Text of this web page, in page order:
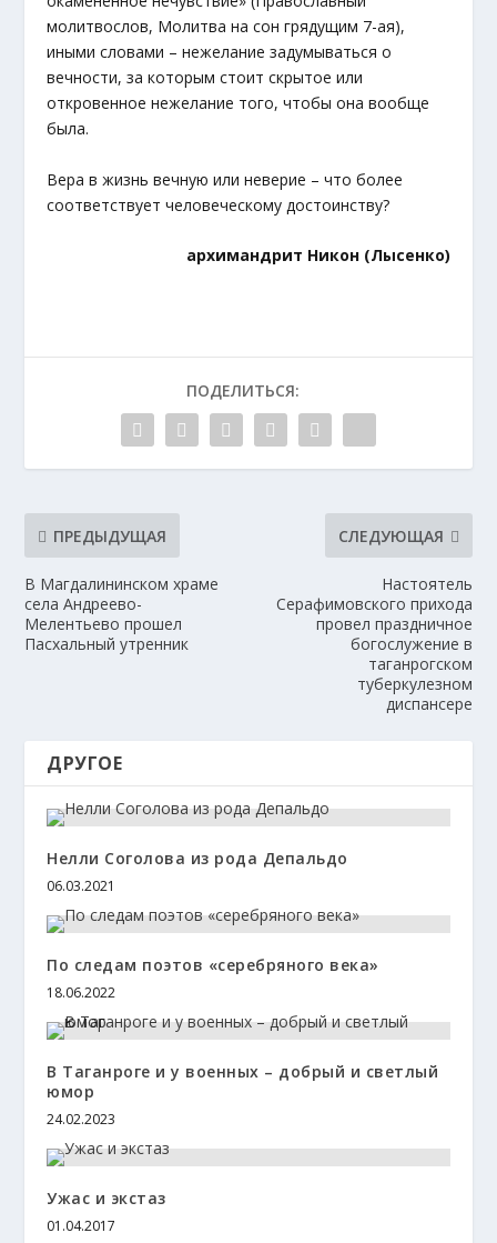
молитвослов, Молитва на сон грядущим 7-ая),
иными словами – нежелание задумываться о
вечности, за которым стоит скрытое или
откровенное нежелание того, чтобы она вообще
была.
Вера в жизнь вечную или неверие – что более
соответствует человеческому достоинству?
архимандрит Никон (Лысенко)
ПОДЕЛИТЬСЯ:
ПРЕДЫДУЩАЯ
В Магдалининском храме
села Андреево-
Мелентьево прошел
Пасхальный утренник
СЛЕДУЮЩАЯ
Настоятель
Серафимовского прихода
провел праздничное
богослужение в
таганрогском
туберкулезном
диспансере
ДРУГОЕ
Нелли Соголова из рода Депальдо
06.03.2021
По следам поэтов «серебряного века»
18.06.2022
В Таганроге и у военных – добрый и светлый
юмор
24.02.2023
Ужас и экстаз
01.04.2017